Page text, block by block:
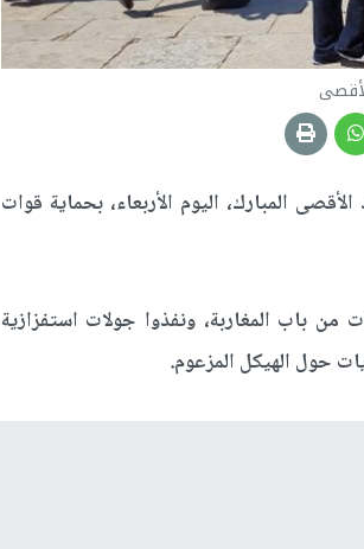
المبارك، اليوم الأربعاء، بحماية قوات
باب المغاربة، ونفذوا جولات استفزازية
حول الهيكل المزعوم.